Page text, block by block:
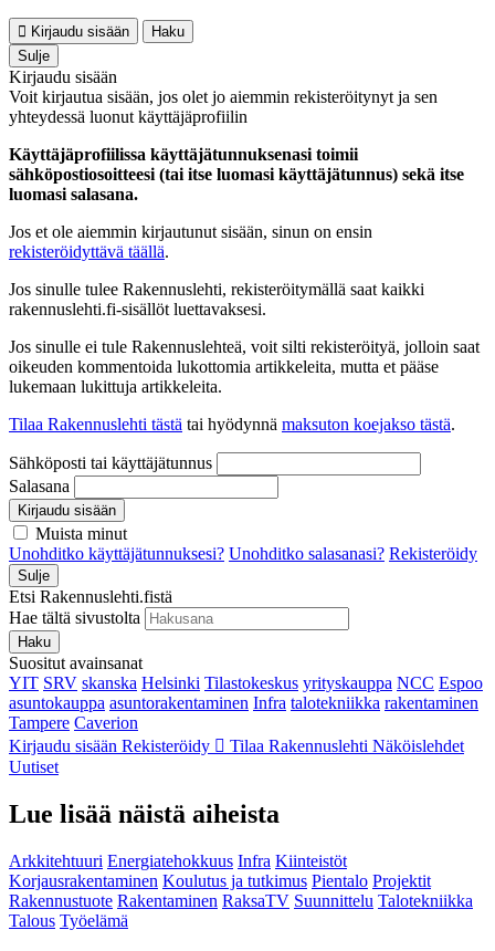
Kirjaudu sisään
Haku
Sulje
Kirjaudu sisään
Voit kirjautua sisään, jos olet jo aiemmin rekisteröitynyt ja sen
yhteydessä luonut käyttäjäprofiilin
Käyttäjäprofiilissa käyttäjätunnuksenasi toimii
sähköpostiosoitteesi (tai itse luomasi käyttäjätunnus) sekä itse
luomasi salasana.
Jos et ole aiemmin kirjautunut sisään, sinun on ensin
rekisteröidyttävä täällä.
Jos sinulle tulee Rakennuslehti, rekisteröitymällä saat kaikki
rakennuslehti.fi-sisällöt luettavaksesi.
Jos sinulle ei tule Rakennuslehteä, voit silti rekisteröityä, jolloin saat
oikeuden kommentoida lukottomia artikkeleita, mutta et pääse
lukemaan lukittuja artikkeleita.
Tilaa Rakennuslehti tästä tai hyödynnä maksuton koejakso tästä.
Sähköposti tai käyttäjätunnus
Salasana
Kirjaudu sisään
Muista minut
Unohditko käyttäjätunnuksesi? Unohditko salasanasi? Rekisteröidy
Sulje
Etsi Rakennuslehti.fistä
Hae tältä sivustolta
Haku
Suositut avainsanat
YIT SRV skanska Helsinki Tilastokeskus yrityskauppa NCC Espoo
asuntokauppa asuntorakentaminen Infra talotekniikka rakentaminen
Tampere Caverion
Kirjaudu sisään Rekisteröidy Tilaa Rakennuslehti Näköislehdet
Uutiset
Lue lisää näistä aiheista
Arkkitehtuuri Energiatehokkuus Infra Kiinteistöt
Korjausrakentaminen Koulutus ja tutkimus Pientalo Projektit
Rakennustuote Rakentaminen RaksaTV Suunnittelu Talotekniikka
Talous Työelämä